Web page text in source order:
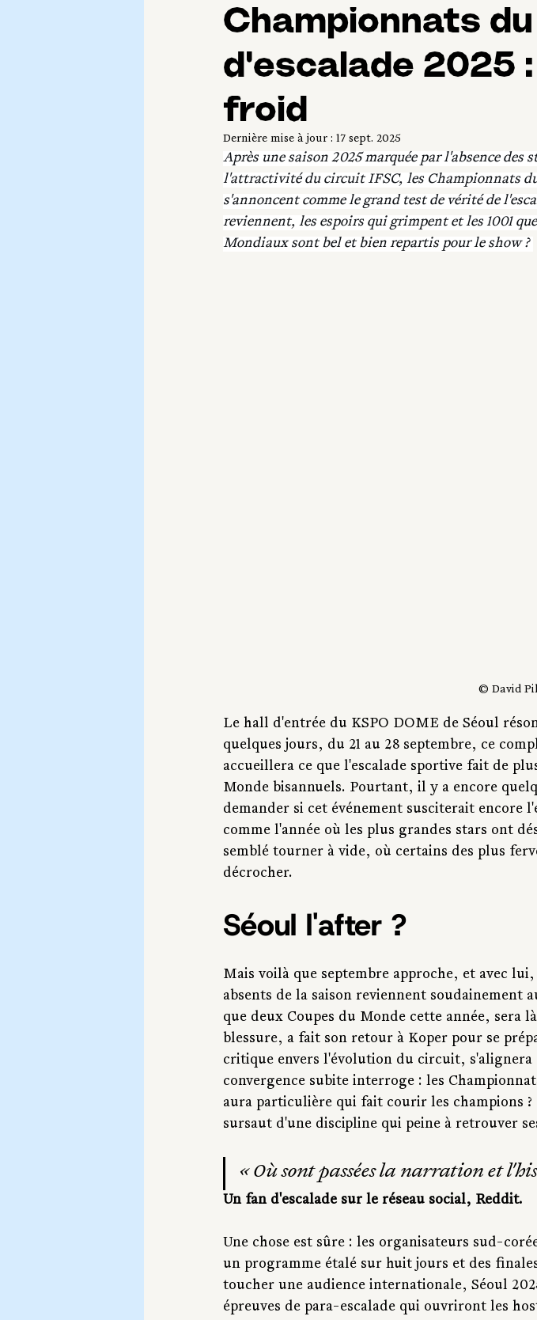
Championnats
d'escalade 2025
froid
Dernière mise à jour : 17 sept. 2025
Après une saison 2025 marquée par l'absence des
l'attractivité du circuit IFSC, les Championnats du
s'annoncent comme le grand test de vérité de
reviennent, les espoirs qui grimpent et les 1001
Mondiaux sont bel et bien repartis pour le show ?
© David
Le hall d'entrée du KSPO DOME de Séoul
quelques jours, du 21 au 28 septembre, ce
accueillera ce que l'escalade sportive fait de
Monde bisannuels. Pourtant, il y a encore
demander si cet événement susciterait encore
comme l'année où les plus grandes stars ont
semblé tourner à vide, où certains des plus
décrocher.
Séoul l'after ?
Mais voilà que septembre approche, et avec
absents de la saison reviennent soudainement
que deux Coupes du Monde cette année, sera
blessure, a fait son retour à Koper pour se
critique envers l'évolution du circuit, s'alignera
convergence subite interroge : les
aura particulière qui fait courir les champions
sursaut d'une discipline qui peine à retrouver
« Où sont passées la narration et
Un fan d'escalade sur le réseau social, Reddit.
Une chose est sûre : les organisateurs sud-
un programme étalé sur huit jours et des
toucher une audience internationale, Séoul
épreuves de para-escalade qui ouvriront les